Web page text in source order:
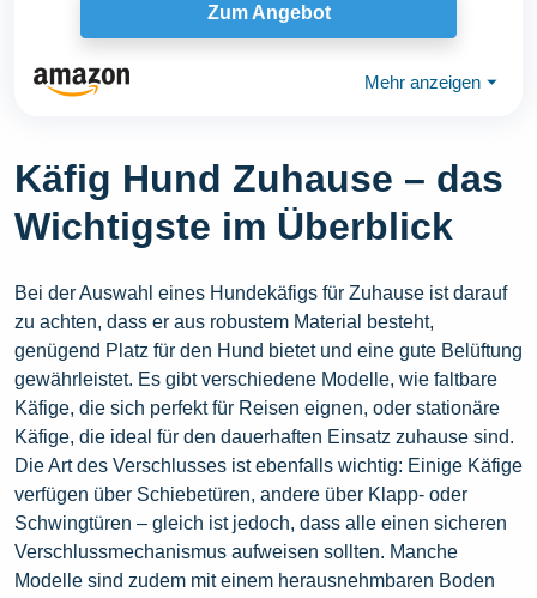
Zum Angebot
Mehr anzeigen ⏷
Käfig Hund Zuhause – das
Wichtigste im Überblick
Bei der Auswahl eines Hundekäfigs für Zuhause ist darauf
zu achten, dass er aus robustem Material besteht,
genügend Platz für den Hund bietet und eine gute Belüftung
gewährleistet. Es gibt verschiedene Modelle, wie faltbare
Käfige, die sich perfekt für Reisen eignen, oder stationäre
Käfige, die ideal für den dauerhaften Einsatz zuhause sind.
Die Art des Verschlusses ist ebenfalls wichtig: Einige Käfige
verfügen über Schiebetüren, andere über Klapp- oder
Schwingtüren – gleich ist jedoch, dass alle einen sicheren
Verschlussmechanismus aufweisen sollten. Manche
Modelle sind zudem mit einem herausnehmbaren Boden